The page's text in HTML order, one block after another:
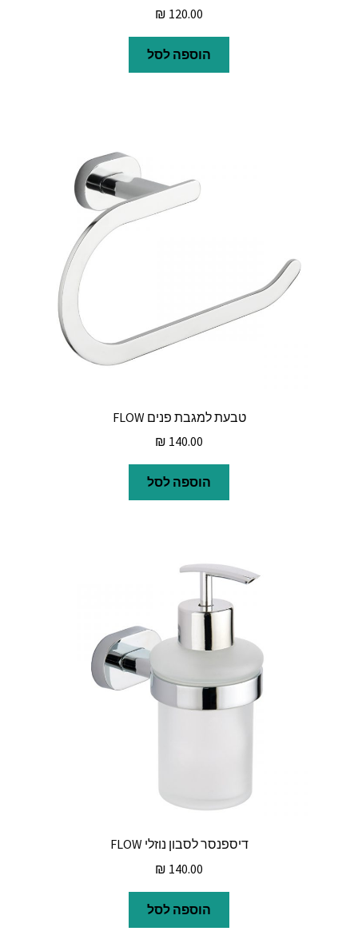
₪ 120.00
הוספה לסל
טבעת למגבת פנים FLOW
₪ 140.00
הוספה לסל
דיספנסר לסבון נוזלי FLOW
₪ 140.00
הוספה לסל